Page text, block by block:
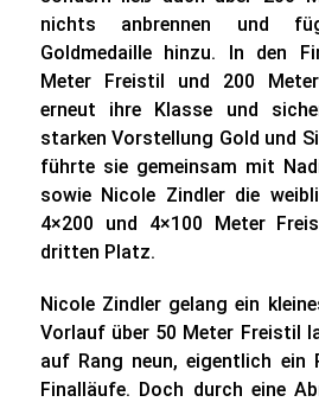
nichts anbrennen und
Goldmedaille hinzu. In den
Meter Freistil und 200
erneut ihre Klasse und
starken Vorstellung Gold und
führte sie gemeinsam mit
sowie Nicole Zindler die
4×200 und 4×100 Meter
dritten Platz.
Nicole Zindler gelang ein
Vorlauf über 50 Meter Freistil
auf Rang neun, eigentlich ein
Finalläufe. Doch durch eine